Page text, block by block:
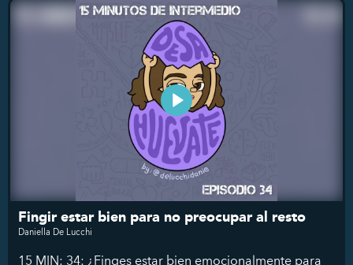
Fingir estar bien para no preocupar al resto
Daniella De Lucchi
15 MIN: 34: ¿Finges estar bien emocionalmente para